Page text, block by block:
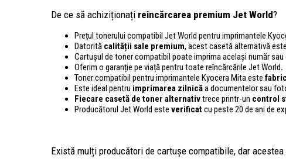
De ce să achiziționați reîncărcarea premium Jet World?
Prețul tonerului compatibil Jet World pentru imprimantele
Datorită calității sale premium, acest casetă alternativă
Cartușul de toner compatibil poate imprima același număr sau
Oferim o garanție pe viață pentru toate reîncărcările Jet World.
Toner compatibil pentru imprimantele Kyocera Mita este
Este ideal pentru imprimarea zilnicăa documentelor sau
Fiecare casetă de toner alternativtrece printr-un control
Producătorul Jet World este verificatcu peste 20 de ani de
Există mulți producători de cartușe compatibile, dar